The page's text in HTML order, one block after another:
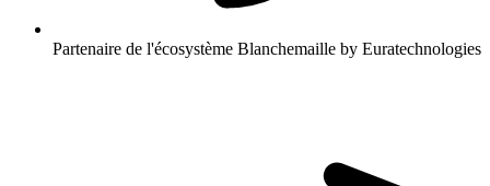
Partenaire de l'écosystème Blanchemaille by Euratechnologies